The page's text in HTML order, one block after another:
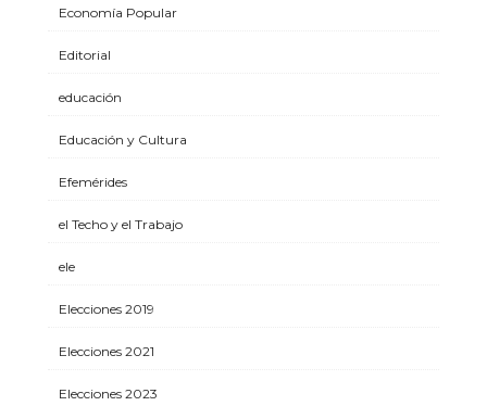
Economía Popular
Editorial
educación
Educación y Cultura
Efemérides
el Techo y el Trabajo
ele
Elecciones 2019
Elecciones 2021
Elecciones 2023